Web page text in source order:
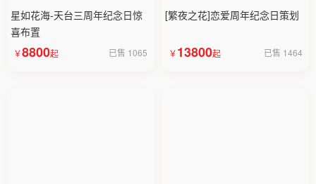
星如花海-天台三周年纪念日惊
喜布置
8800 已售 1065
[繁夜之花]恋爱周年纪念日策划
13800 已售 1464